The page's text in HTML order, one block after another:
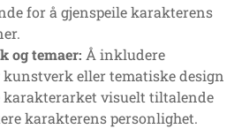
for å gjenspeile karakterens
og temaer: Å inkludere
eller tematiske design
karakterarket visuelt tiltalende
karakterens personlighet.